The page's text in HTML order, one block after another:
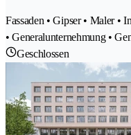
Fassaden • Gipser • Maler •
• Generalunternehmung •
Geschlossen